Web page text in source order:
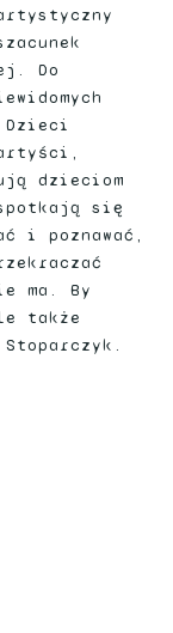
Do
dzieciom
się
i poznawać,
ma. By
także